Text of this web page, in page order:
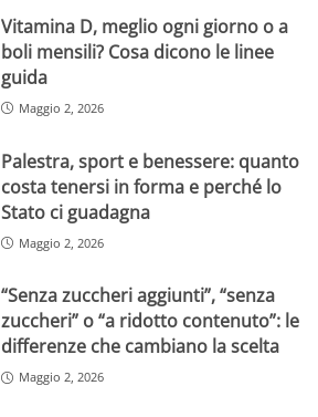
Vitamina D, meglio ogni giorno o a
boli mensili? Cosa dicono le linee
guida
Maggio 2, 2026
Palestra, sport e benessere: quanto
costa tenersi in forma e perché lo
Stato ci guadagna
Maggio 2, 2026
“Senza zuccheri aggiunti”, “senza
zuccheri” o “a ridotto contenuto”: le
differenze che cambiano la scelta
Maggio 2, 2026